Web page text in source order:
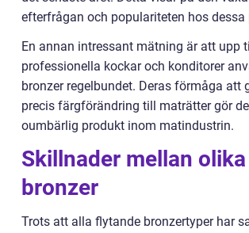
efterfrågan och populariteten hos dessa
En annan intressant mätning är att upp
professionella kockar och konditorer
bronzer regelbundet. Deras förmåga att
precis färgförändring till maträtter gör
oumbärlig produkt inom matindustrin.
Skillnader mellan
bronzer
Trots att alla flytande bronzertyper har